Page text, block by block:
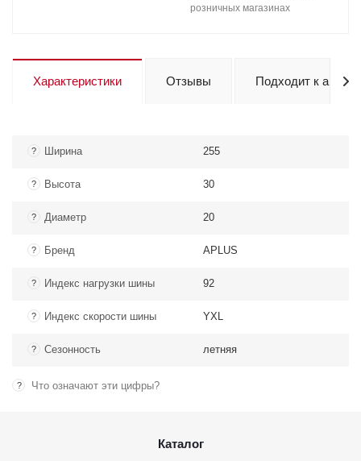
розничных магазинах
Характеристики Отзывы Подходит к авто
? Ширина 255
? Высота 30
? Диаметр 20
? Бренд APLUS
? Индекс нагрузки шины 92
? Индекс скорости шины YXL
? Сезонность летняя
? Что означают эти цифры?
Каталог